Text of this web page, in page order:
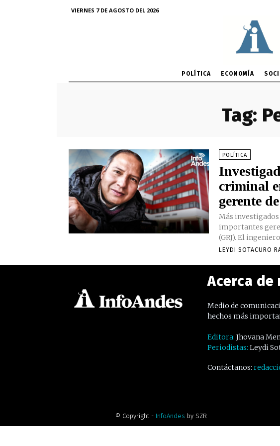
VIERNES 7 DE AGOSTO DEL 2026
POLÍTICA ECONOMÍA
Tag:
POLÍTICA
criminal
gerente
Más
importantes
(GRJ). El
LEYDI SOTACURO
Acerca
Medio de
hechos más
Editora: Jhovana
Periodistas: Leydi
Contáctanos:
© Copyright - InfoAndes by SZR